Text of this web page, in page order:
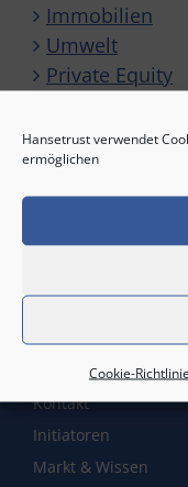
Hansetrust verwendet
ermöglichen
Cookie-Richtlinie
Immobilien
Umwelt
Private Equity
Sonstige
Service
Startseite
Kontakt
Initiatoren
Markt & Wissen